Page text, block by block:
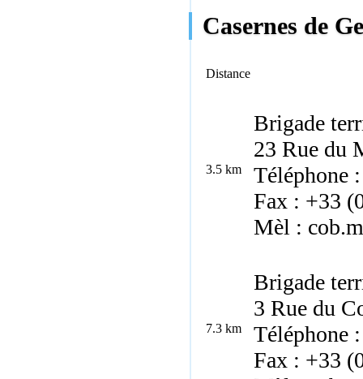
Casernes de
Distance
3.5 km
Brigade
23 Rue du
Téléphone
Fax : +33
Mèl :
7.3 km
Brigade
3 Rue du
Téléphone
Fax : +33